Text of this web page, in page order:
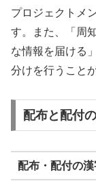
プロジェクトメ
す。また、「周
な情報を届ける
分けを行うこと
配布と配付
配布・配付の